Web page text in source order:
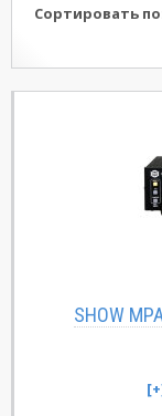
Сортировать
SHOW